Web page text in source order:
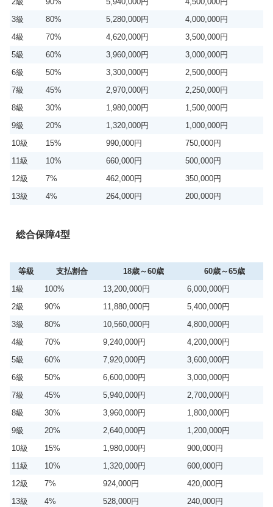
3級
80% 5,280,000円
4,000,000円
4級
70% 4,620,000円
3,500,000円
5級
60% 3,960,000円
3,000,000円
6級
50% 3,300,000円
2,500,000円
7級
45% 2,970,000円
2,250,000円
8級
30% 1,980,000円
1,500,000円
9級
20% 1,320,000円
1,000,000円
10級
15% 990,000円
750,000円
11級
10% 660,000円
500,000円
12級
7% 462,000円
350,000円
13級
4% 264,000円 200,000円
総合保障4型
等級 支払割合 18歳～60歳
60歳～65歳
1級
100% 13,200,000円
6,000,000円
2級
90% 11,880,000円
5,400,000円
3級
80% 10,560,000円
4,800,000円
4級
70% 9,240,000円
4,200,000円
5級
60% 7,920,000円
3,600,000円
6級
50% 6,600,000円
3,000,000円
7級
45% 5,940,000円
2,700,000円
8級
30% 3,960,000円
1,800,000円
9級
20% 2,640,000円
1,200,000円
10級
15% 1,980,000円
900,000円
11級
10% 1,320,000円
600,000円
12級
7% 924,000円
420,000円
13級
4% 528,000円 240,000円